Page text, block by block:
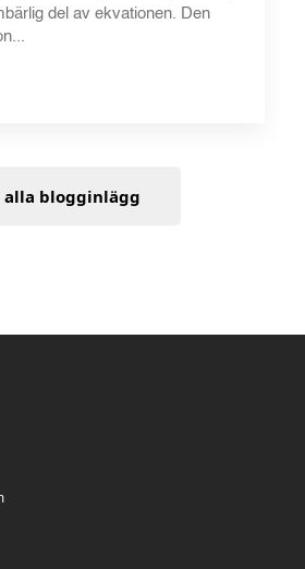
del av ekvationen. Den
alla blogginlägg